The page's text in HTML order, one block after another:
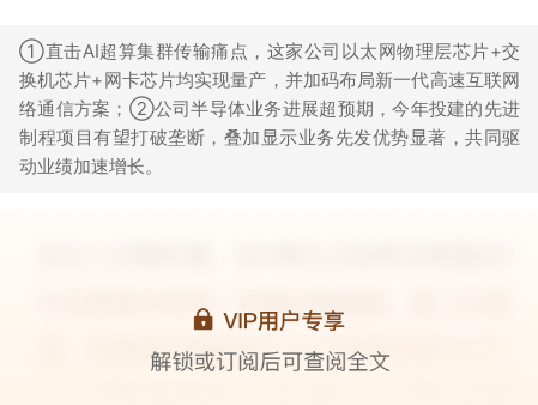
①直击AI超算集群传输痛点，这家公司以太网物理层芯片+交
换机芯片+网卡芯片均实现量产，并加码布局新一代高速互联网
络通信方案；②公司半导体业务进展超预期，今年投建的先进
制程项目有望打破垄断，叠加显示业务先发优势显著，共同驱
动业绩加速增长。